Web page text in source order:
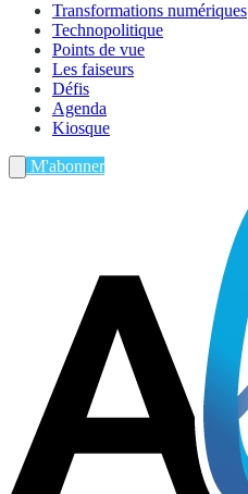
Transformations numériques
Technopolitique
Points de vue
Les faiseurs
Défis
Agenda
Kiosque
M'abonner